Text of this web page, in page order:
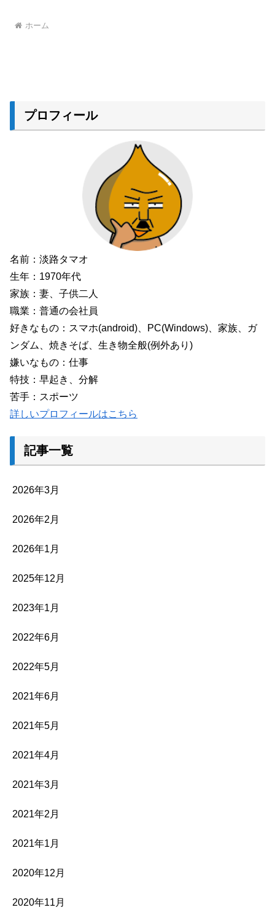
ホーム
プロフィール
名前：淡路タマオ
生年：1970年代
家族：妻、子供二人
職業：普通の会社員
好きなもの：スマホ(android)、PC(Windows)、家族、ガ
ンダム、焼きそば、生き物全般(例外あり)
嫌いなもの：仕事
特技：早起き、分解
苦手：スポーツ
詳しいプロフィールはこちら
記事一覧
2026年3月
2026年2月
2026年1月
2025年12月
2023年1月
2022年6月
2022年5月
2021年6月
2021年5月
2021年4月
2021年3月
2021年2月
2021年1月
2020年12月
2020年11月